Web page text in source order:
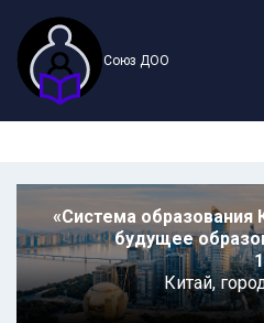
Союз ДОО
«Система образования
будущее
Китай,